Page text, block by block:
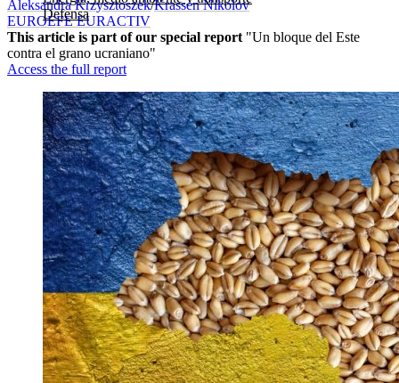
Defensa
Aleksandra Krzysztoszek/Krassen Nikolov
EUROEFE EURACTIV
This article is part of our special report "Un bloque del Este
contra el grano ucraniano"
Access the full report